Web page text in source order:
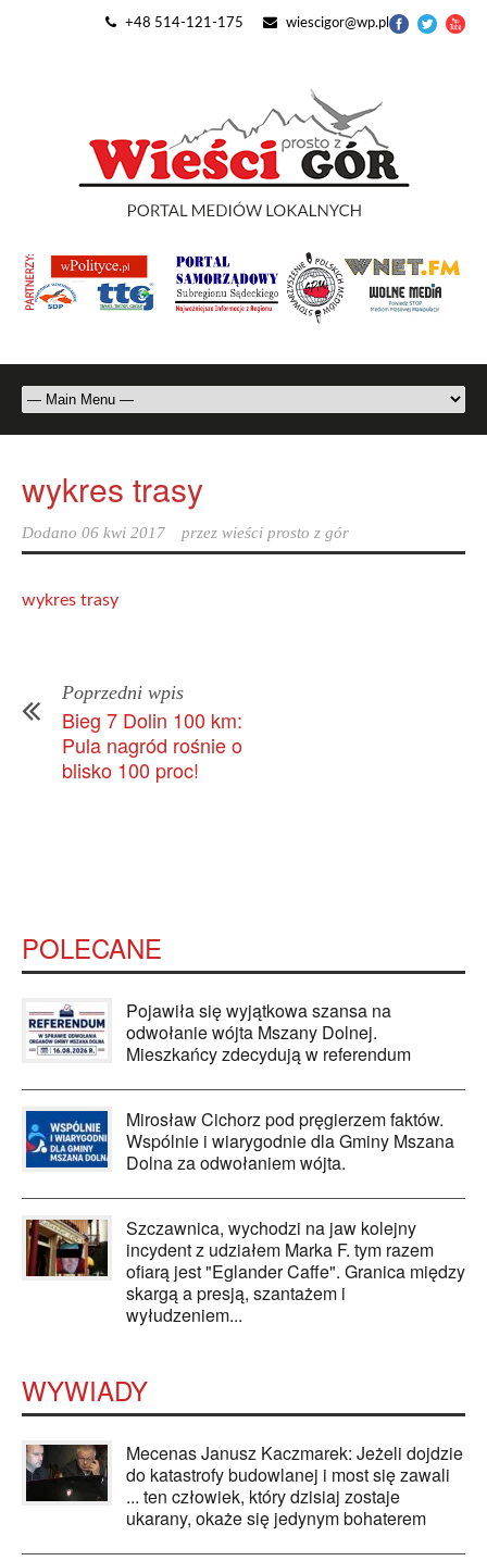
+48 514-121-175 wiescigor@wp.pl
wykres trasy
Dodano 06 kwi 2017 przez wieści prosto z gór
wykres trasy
Poprzedni wpis
Bieg 7 Dolin 100 km:
Pula nagród rośnie o
blisko 100 proc!
POLECANE
Pojawiła się wyjątkowa szansa na
odwołanie wójta Mszany Dolnej.
Mieszkańcy zdecydują w referendum
Mirosław Cichorz pod pręgierzem faktów.
Wspólnie i wiarygodnie dla Gminy Mszana
Dolna za odwołaniem wójta.
Szczawnica, wychodzi na jaw kolejny
incydent z udziałem Marka F. tym razem
ofiarą jest "Eglander Caffe". Granica między
skargą a presją, szantażem i
wyłudzeniem...
WYWIADY
Mecenas Janusz Kaczmarek: Jeżeli dojdzie
do katastrofy budowlanej i most się zawali
... ten człowiek, który dzisiaj zostaje
ukarany, okaże się jedynym bohaterem